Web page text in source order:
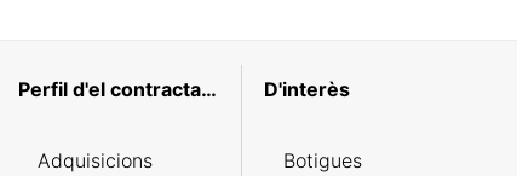
Perfil d'el contractant
Adquisicions
D'interès
Botigues